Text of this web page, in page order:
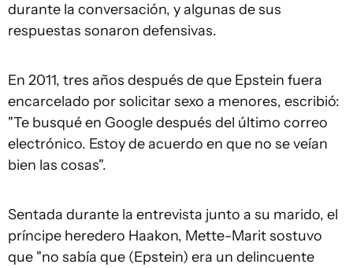
durante la conversación, y algunas de sus
respuestas sonaron defensivas.
En 2011, tres años después de que Epstein fuera
encarcelado por solicitar sexo a menores, escribió:
"Te busqué en Google después del último correo
electrónico. Estoy de acuerdo en que no se veían
bien las cosas".
Sentada durante la entrevista junto a su marido, el
príncipe heredero Haakon, Mette-Marit sostuvo
que "no sabía que (Epstein) era un delincuente